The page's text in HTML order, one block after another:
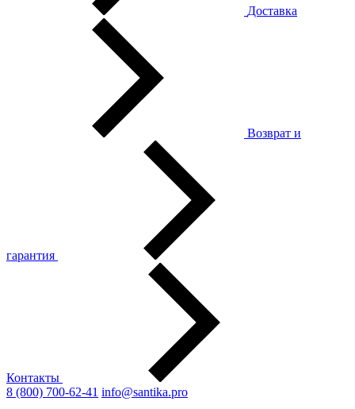
Доставка
Возврат и
гарантия
Контакты
8 (800) 700-62-41 info@santika.pro